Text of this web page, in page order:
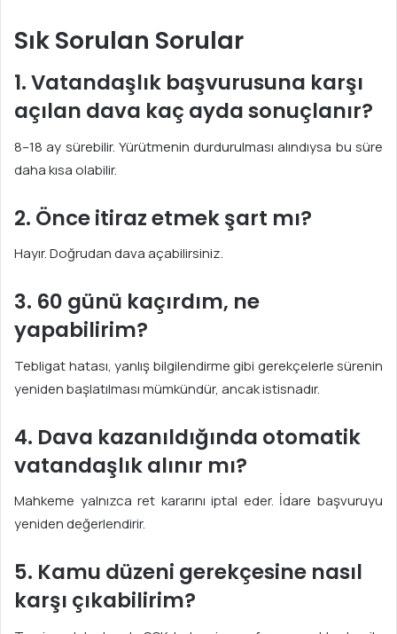
Sık Sorulan Sorular
1. Vatandaşlık başvurusuna karşı
açılan dava kaç ayda sonuçlanır?
8–18 ay sürebilir. Yürütmenin durdurulması alındıysa bu süre
daha kısa olabilir.
2. Önce itiraz etmek şart mı?
Hayır. Doğrudan dava açabilirsiniz.
3. 60 günü kaçırdım, ne
yapabilirim?
Tebligat hatası, yanlış bilgilendirme gibi gerekçelerle sürenin
yeniden başlatılması mümkündür, ancak istisnadır.
4. Dava kazanıldığında otomatik
vatandaşlık alınır mı?
Mahkeme yalnızca ret kararını iptal eder. İdare başvuruyu
yeniden değerlendirir.
5. Kamu düzeni gerekçesine nasıl
karşı çıkabilirim?